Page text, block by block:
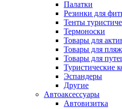
Палатки
Резинки для
Тенты
Термоноски
Товары для
Товары для
Товары для
Туристические
Эспандеры
Другие
Автоаксессуары
Автовизитка